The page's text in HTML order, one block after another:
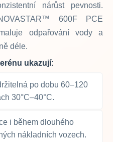
nárůst pevnosti.
600F PCE
odpařování vody a
déle.
ukazují:
po dobu 60–120
30°C–40°C.
i během dlouhého
nákladních vozech.